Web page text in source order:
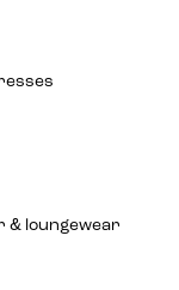
& loungewear